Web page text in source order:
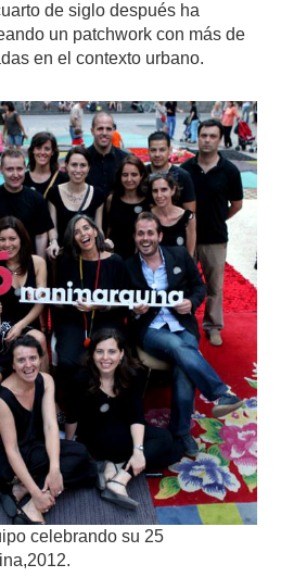
de siglo después ha
un patchwork con más de
en el contexto urbano.
celebrando su 25